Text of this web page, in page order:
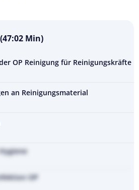
Min)
OP Reinigung für Reinigungskräfte
an Reinigungsmaterial
OP